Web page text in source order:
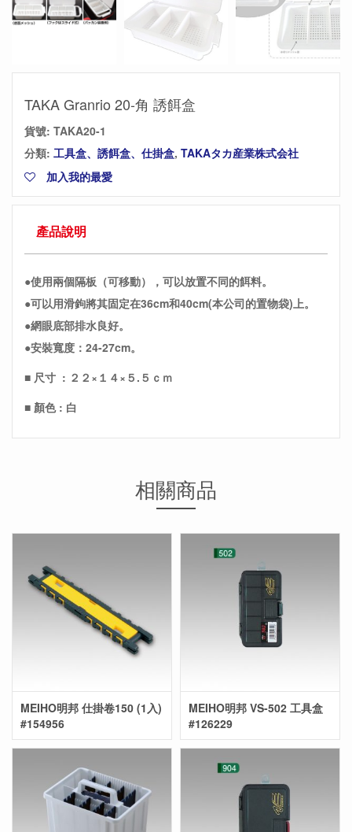
TAKA Granrio 20-角 誘餌盒
貨號: TAKA20-1
分類: 工具盒、誘餌盒、仕掛盒, TAKAタカ産業株式会社
加入我的最愛
產品說明
●使用兩個隔板（可移動），可以放置不同的餌料。
●可以用滑鉤將其固定在36cm和40cm(本公司的置物袋)上。
●網眼底部排水良好。
●安裝寬度：24-27cm。
■ 尺寸 : ２２×１４×５.５ｃｍ
■ 顏色 : 白
相關商品
MEIHO明邦 仕掛卷150 (1入)
#154956
MEIHO明邦 VS-502 工具盒
#126229